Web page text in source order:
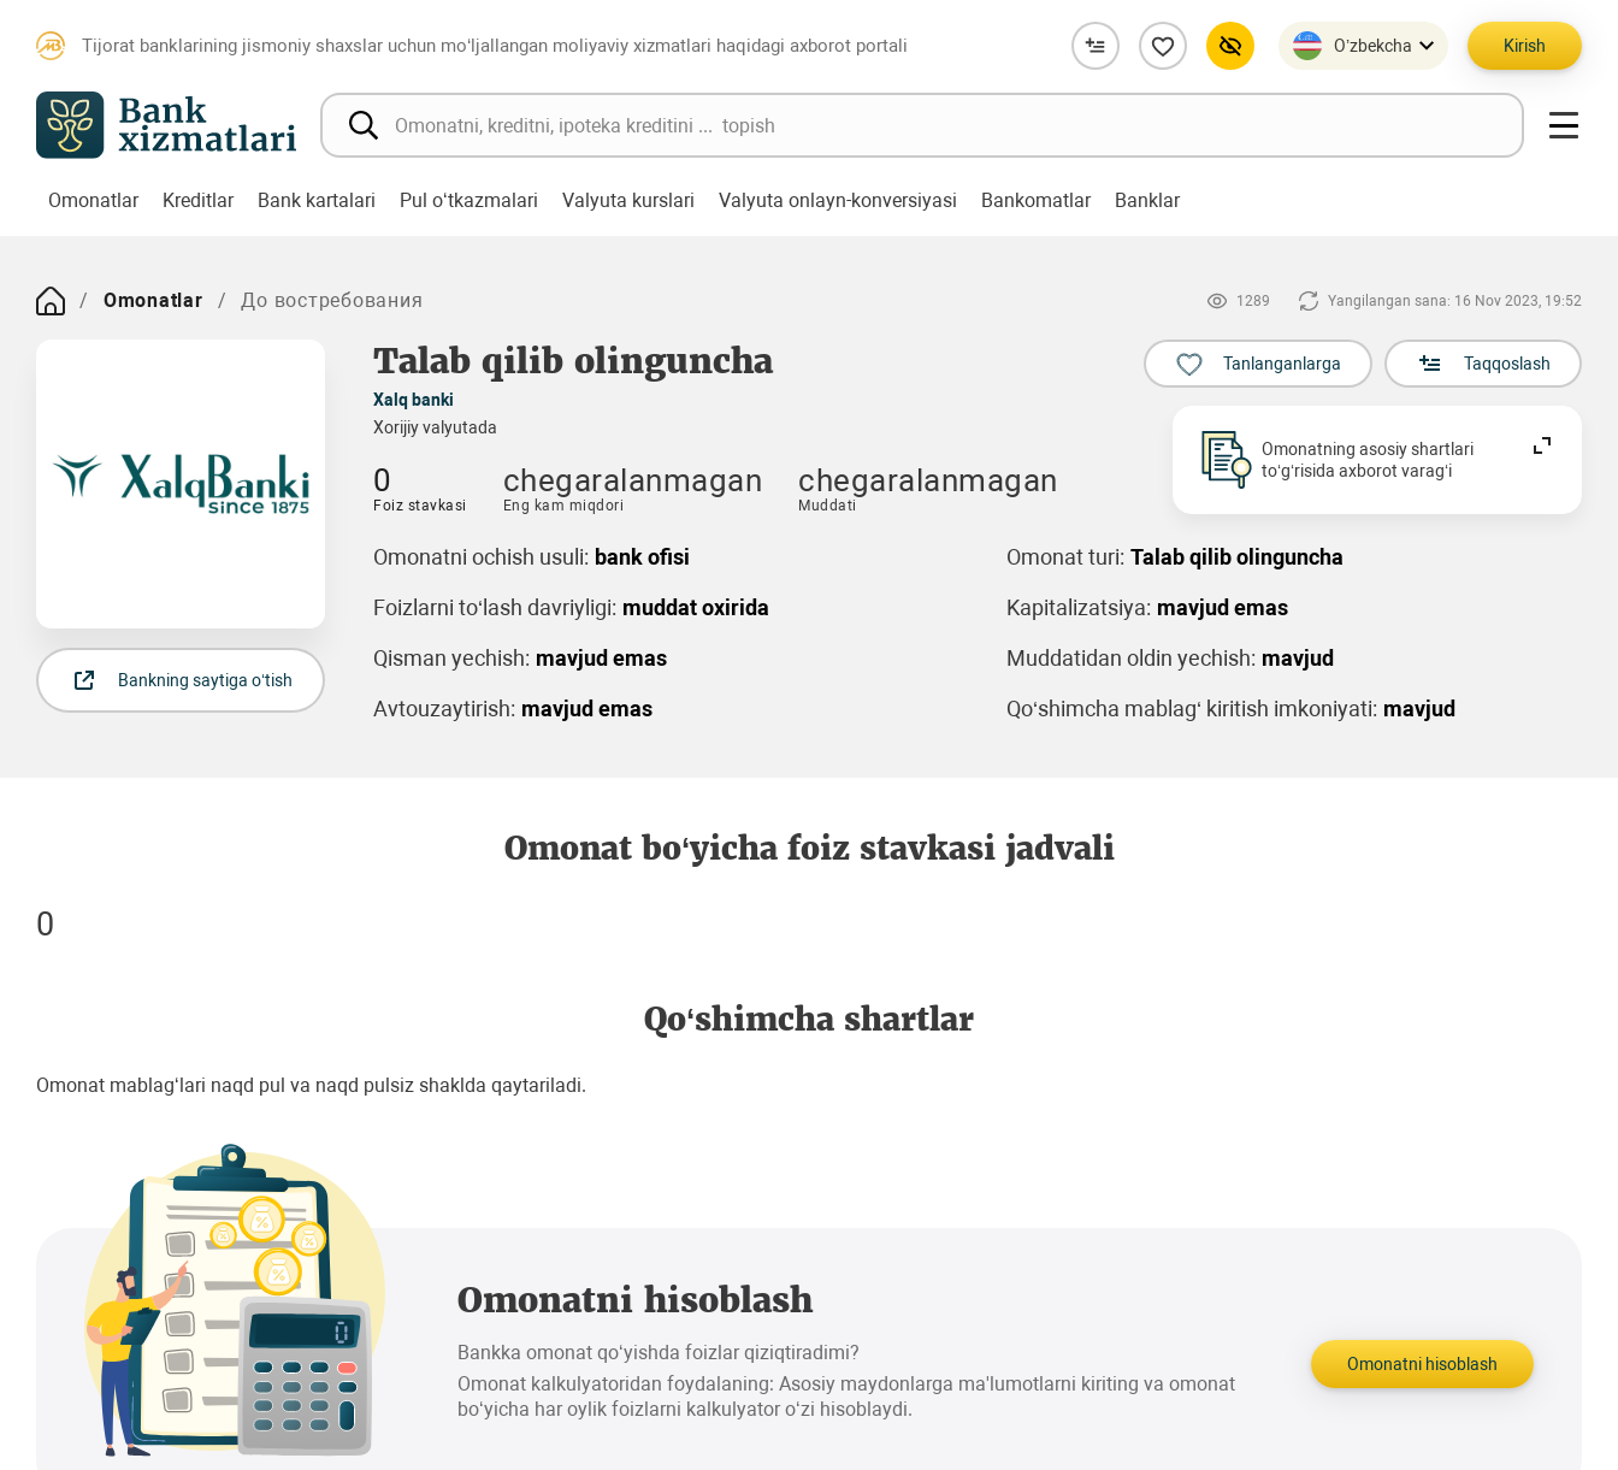
Tijorat banklarining jismoniy shaxslar uchun mo‘ljallangan moliyaviy xizmatlari haqidagi axborot portali O’zbekcha Kirish
Omonatlar Kreditlar Bank kartalari Pul o‘tkazmalari Valyuta kurslari Valyuta onlayn-konversiyasi Bankomatlar Banklar
Omonatlar До востребования 1289 Yangilangan sana: 16 Nov 2023, 19:52
Talab qilib olinguncha
Xalq banki
Xorijiy valyutada
Tanlanganlarga Taqqoslash
Bankning saytiga o‘tish
0
Foiz stavkasi
chegaralanmagan
Eng kam miqdori
chegaralanmagan
Muddati
Omonatni ochish usuli: bank ofisi Omonat turi: Talab qilib olinguncha
Foizlarni to‘lash davriyligi: muddat oxirida Kapitalizatsiya: mavjud emas
Qisman yechish: mavjud emas Muddatidan oldin yechish: mavjud
Avtouzaytirish: mavjud emas Qo‘shimcha mablag‘ kiritish imkoniyati: mavjud
Omonatning asosiy shartlari
to‘g‘risida axborot varag‘i
Omonat bo‘yicha foiz stavkasi jadvali
0
Qo‘shimcha shartlar
Omonat mablag‘lari naqd pul va naqd pulsiz shaklda qaytariladi.
Omonatni hisoblash
Bankka omonat qo‘yishda foizlar qiziqtiradimi?
Omonat kalkulyatoridan foydalaning: Asosiy maydonlarga ma'lumotlarni kiriting va omonat
bo‘yicha har oylik foizlarni kalkulyator o‘zi hisoblaydi.
Omonatni hisoblash